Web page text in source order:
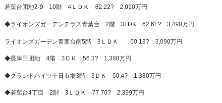
若葉台団地2-9 10階 4ＬＤＫ 82.22? 2,090万円
◆ライオンズガーデンテラス青葉台 2階 3LDK 62.61? 3,490万円
ライオンズガーデン青葉台南5階 3ＬＤＫ 60.18? 3,090万円
◆長津田団地 4階 3ＤＫ 56.3? 1,380万円
◆グランドハイツ十日市場3階 3ＤＫ 50.4? 1,380万円
◆若葉台4丁目 2階 3ＬＤＫ 77.76? 2,399万円